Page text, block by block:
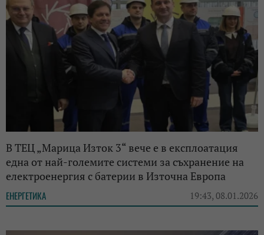
В ТЕЦ „Марица Изток 3“ вече е в експлоатация
една от най-големите системи за съхранение на
електроенергия с батерии в Източна Европа
ЕНЕРГЕТИКА 19:43, 08.01.2026